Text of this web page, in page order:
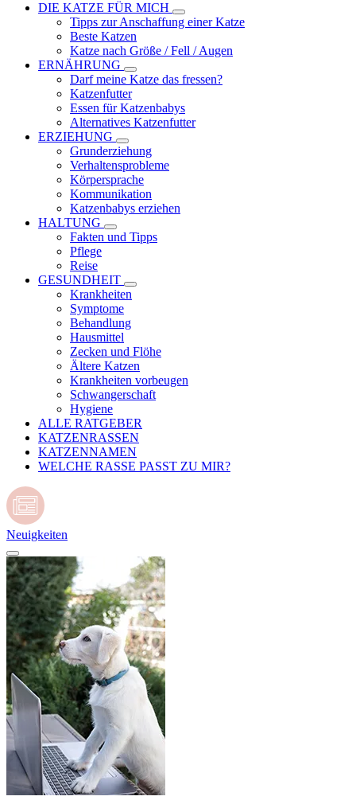
DIE KATZE FÜR MICH
Tipps zur Anschaffung einer Katze
Beste Katzen
Katze nach Größe / Fell / Augen
ERNÄHRUNG
Darf meine Katze das fressen?
Katzenfutter
Essen für Katzenbabys
Alternatives Katzenfutter
ERZIEHUNG
Grunderziehung
Verhaltensprobleme
Körpersprache
Kommunikation
Katzenbabys erziehen
HALTUNG
Fakten und Tipps
Pflege
Reise
GESUNDHEIT
Krankheiten
Symptome
Behandlung
Hausmittel
Zecken und Flöhe
Ältere Katzen
Krankheiten vorbeugen
Schwangerschaft
Hygiene
ALLE RATGEBER
KATZENRASSEN
KATZENNAMEN
WELCHE RASSE PASST ZU MIR?
Neuigkeiten